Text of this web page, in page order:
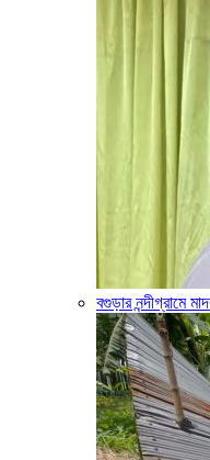
বগুড়ার নন্দীগ্রামে